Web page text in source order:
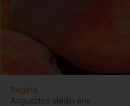
Regina
Augusztus elején érik